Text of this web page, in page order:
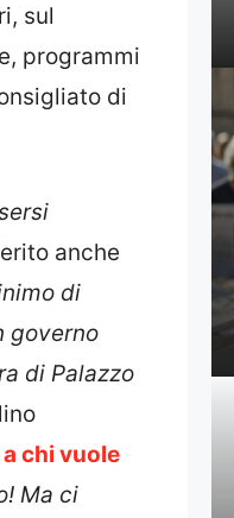
sul
programmi
di
anche
di
governo
di Palazzo
chi vuole
Ma ci